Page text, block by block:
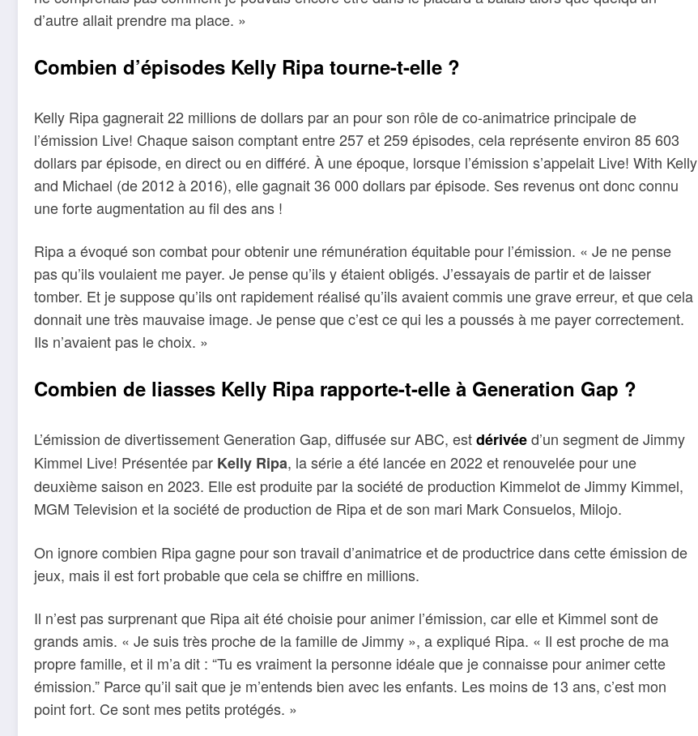
d’autre allait prendre ma place. »
Combien d’épisodes Kelly Ripa tourne-t-elle ?
Kelly Ripa gagnerait 22 millions de dollars par an pour son rôle de co-animatrice principale de
l’émission Live! Chaque saison comptant entre 257 et 259 épisodes, cela représente environ 85 603
dollars par épisode, en direct ou en différé. À une époque, lorsque l’émission s’appelait Live! With Kelly
and Michael (de 2012 à 2016), elle gagnait 36 000 dollars par épisode. Ses revenus ont donc connu
une forte augmentation au fil des ans !
Ripa a évoqué son combat pour obtenir une rémunération équitable pour l’émission. « Je ne pense
pas qu’ils voulaient me payer. Je pense qu’ils y étaient obligés. J’essayais de partir et de laisser
tomber. Et je suppose qu’ils ont rapidement réalisé qu’ils avaient commis une grave erreur, et que cela
donnait une très mauvaise image. Je pense que c’est ce qui les a poussés à me payer correctement.
Ils n’avaient pas le choix. »
Combien de liasses Kelly Ripa rapporte-t-elle à Generation Gap ?
L’émission de divertissement Generation Gap, diffusée sur ABC, estdérivéed’un segment de Jimmy
Kimmel Live! Présentée par Kelly Ripa, la série a été lancée en 2022 et renouvelée pour une
deuxième saison en 2023. Elle est produite par la société de production Kimmelot de Jimmy Kimmel,
MGM Television et la société de production de Ripa et de son mari Mark Consuelos, Milojo.
On ignore combien Ripa gagne pour son travail d’animatrice et de productrice dans cette émission de
jeux, mais il est fort probable que cela se chiffre en millions.
Il n’est pas surprenant que Ripa ait été choisie pour animer l’émission, car elle et Kimmel sont de
grands amis. « Je suis très proche de la famille de Jimmy », a expliqué Ripa. « Il est proche de ma
propre famille, et il m’a dit : “Tu es vraiment la personne idéale que je connaisse pour animer cette
émission.” Parce qu’il sait que je m’entends bien avec les enfants. Les moins de 13 ans, c’est mon
point fort. Ce sont mes petits protégés. »